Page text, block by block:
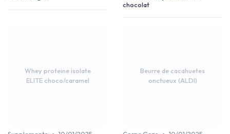
chocolat
Whey proteine isolate
ELITE choco/caramel
Beurre de cacahuetes
onctueux (ALDI)